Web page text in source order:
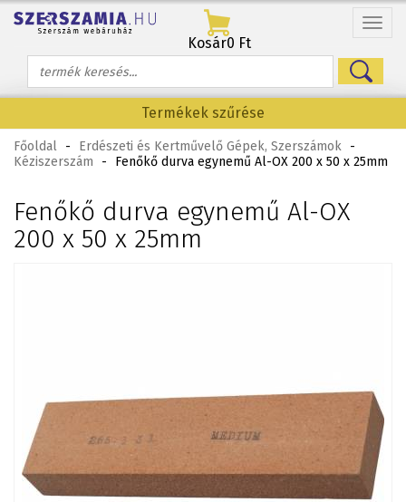
Menü
Kosár0 Ft
Termékek szűrése
Főoldal - Erdészeti és Kertművelő Gépek, Szerszámok -
Kéziszerszám
- Fenőkő durva egynemű Al-OX 200 x 50 x 25mm
Fenőkő durva egynemű Al-OX
200 x 50 x 25mm